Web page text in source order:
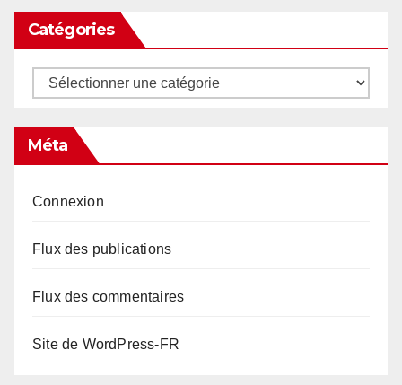
Catégories
Catégories
Méta
Connexion
Flux des publications
Flux des commentaires
Site de WordPress-FR